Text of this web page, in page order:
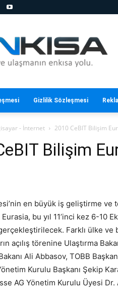
Kısa
Gizlilik Sözleşmesi
- İnternet 2010 CeBIT Bilişim
Bilişim
en büyük iş geliştirme ve
bu yıl 11’inci kez 6-10
Farklı ülke
açılış törenine Ulaştırma
Ali Abbasov, TOBB
Kurulu Başkanı Şekip
AG Yönetim Kurulu Üyesi Dr.